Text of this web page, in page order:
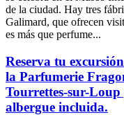
de la ciudad. Hay tres
Galimard, que ofrecen
es más que perfume...
Reserva tu
la Parfumerie
Tourrettes-sur-Loup
albergue incluida.